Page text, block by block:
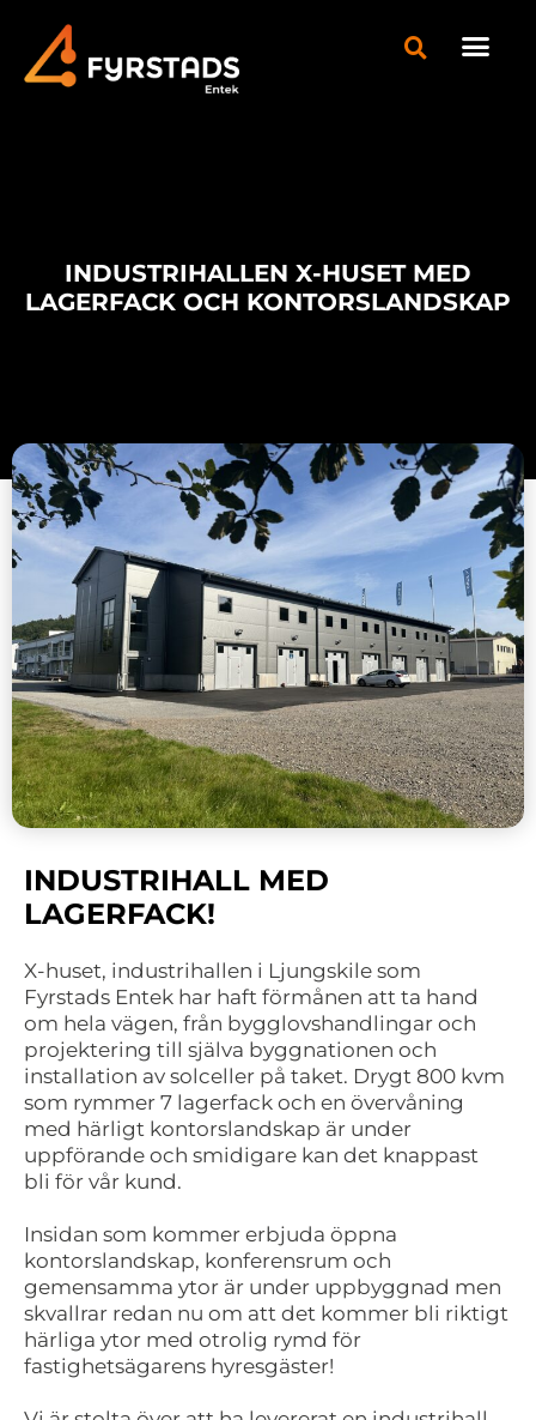
INDUSTRIHALLEN X-HUSET MED
LAGERFACK OCH KONTORSLANDSKAP
INDUSTRIHALL MED
LAGERFACK!
X-huset, industrihallen i Ljungskile som
Fyrstads Entek har haft förmånen att ta hand
om hela vägen, från bygglovshandlingar och
projektering till själva byggnationen och
installation av solceller på taket. Drygt 800 kvm
som rymmer 7 lagerfack och en övervåning
med härligt kontorslandskap är under
uppförande och smidigare kan det knappast
bli för vår kund.
Insidan som kommer erbjuda öppna
kontorslandskap, konferensrum och
gemensamma ytor är under uppbyggnad men
skvallrar redan nu om att det kommer bli riktigt
härliga ytor med otrolig rymd för
fastighetsägarens hyresgäster!